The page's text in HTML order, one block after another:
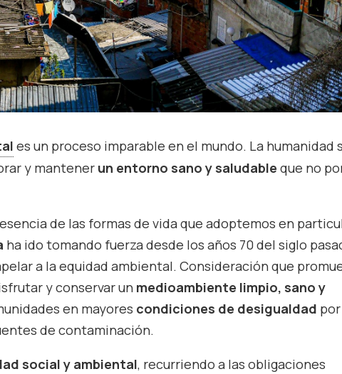
es un proceso imparable en el mundo. La humanidad
y mantener un entorno sano y saludable que no
de las formas de vida que adoptemos en
ha ido tomando fuerza desde los años 70 del siglo
a la equidad ambiental. Consideración que
y conservar un medioambiente limpio, sano y
en mayores condiciones de desigualdad por
de contaminación.
social y ambiental, recurriendo a las obligaciones